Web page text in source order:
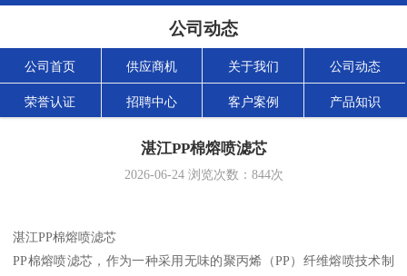
公司动态
公司首页 供应商机 关于我们 公司动态
荣誉认证 招聘中心 客户案例 产品知识
湛江PP棉熔喷滤芯
2026-06-24浏览次数： 844次
湛江PP棉熔喷滤芯
PP棉熔喷滤芯，作为一种采用无味的聚丙烯（PP）纤维熔喷技术制